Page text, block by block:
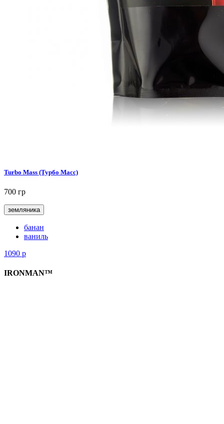
Turbo Mass (Турбо Масс)
700 гр
земляника
банан
ваниль
1090 р
IRONMAN™